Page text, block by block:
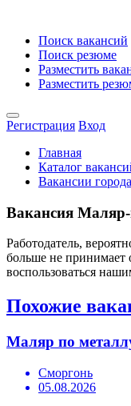
Поиск вакансий
Поиск резюме
Разместить
Разместить
Регистрация Вход
Главная
Каталог
Вакансии
Вакансия
Работодатель,
больше не принимает
воспользоваться
Похожие
Маляр по
Сморгонь
05.08.2026